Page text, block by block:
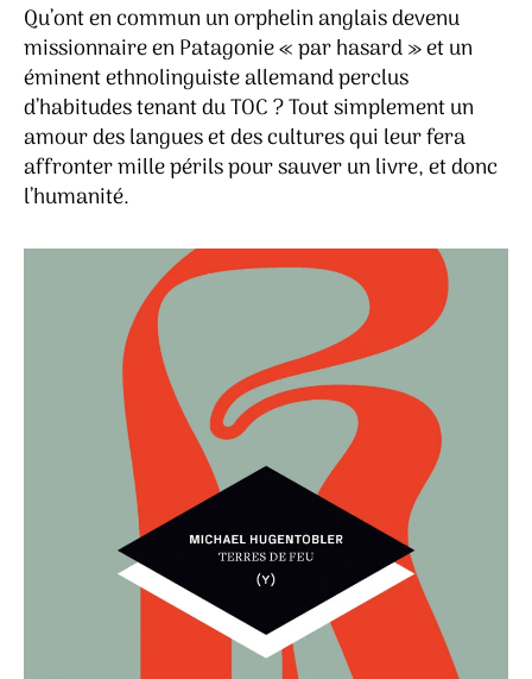
Qu’ont en commun un orphelin anglais devenu
missionnaire en Patagonie « par hasard » et un
éminent ethnolinguiste allemand perclus
d’habitudes tenant du TOC ? Tout simplement un
amour des langues et des cultures qui leur fera
affronter mille périls pour sauver un livre, et donc
l’humanité.